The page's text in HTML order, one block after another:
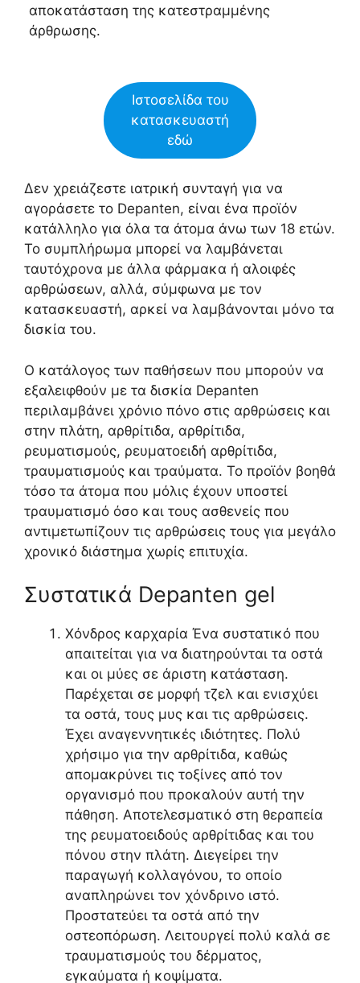
αποκατάσταση της κατεστραμμένης
άρθρωσης.
Ιστοσελίδα του
κατασκευαστή
εδώ
Δεν χρειάζεστε ιατρική συνταγή για να
αγοράσετε το Depanten, είναι ένα προϊόν
κατάλληλο για όλα τα άτομα άνω των 18 ετών.
Το συμπλήρωμα μπορεί να λαμβάνεται
ταυτόχρονα με άλλα φάρμακα ή αλοιφές
αρθρώσεων, αλλά, σύμφωνα με τον
κατασκευαστή, αρκεί να λαμβάνονται μόνο τα
δισκία του.
Ο κατάλογος των παθήσεων που μπορούν να
εξαλειφθούν με τα δισκία Depanten
περιλαμβάνει χρόνιο πόνο στις αρθρώσεις και
στην πλάτη, αρθρίτιδα, αρθρίτιδα,
ρευματισμούς, ρευματοειδή αρθρίτιδα,
τραυματισμούς και τραύματα. Το προϊόν βοηθά
τόσο τα άτομα που μόλις έχουν υποστεί
τραυματισμό όσο και τους ασθενείς που
αντιμετωπίζουν τις αρθρώσεις τους για μεγάλο
χρονικό διάστημα χωρίς επιτυχία.
Συστατικά Depanten gel
Χόνδρος καρχαρία Ένα συστατικό που
απαιτείται για να διατηρούνται τα οστά
και οι μύες σε άριστη κατάσταση.
Παρέχεται σε μορφή τζελ και ενισχύει
τα οστά, τους μυς και τις αρθρώσεις.
Έχει αναγεννητικές ιδιότητες. Πολύ
χρήσιμο για την αρθρίτιδα, καθώς
απομακρύνει τις τοξίνες από τον
οργανισμό που προκαλούν αυτή την
πάθηση. Αποτελεσματικό στη θεραπεία
της ρευματοειδούς αρθρίτιδας και του
πόνου στην πλάτη. Διεγείρει την
παραγωγή κολλαγόνου, το οποίο
αναπληρώνει τον χόνδρινο ιστό.
Προστατεύει τα οστά από την
οστεοπόρωση. Λειτουργεί πολύ καλά σε
τραυματισμούς του δέρματος,
εγκαύματα ή κοψίματα.